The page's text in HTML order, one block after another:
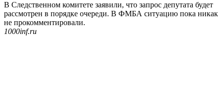
В Следственном комитете заявили, что запрос депутата будет
рассмотрен в порядке очереди. В ФМБА ситуацию пока никак
не прокомментировали.
1000inf.ru